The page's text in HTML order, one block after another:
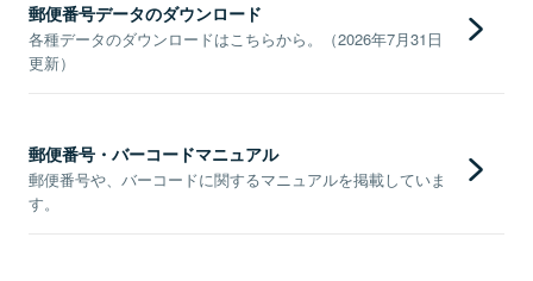
郵便番号データのダウンロード
各種データのダウンロードはこちらから。（2026年7月31日
更新）
郵便番号・バーコードマニュアル
郵便番号や、バーコードに関するマニュアルを掲載していま
す。